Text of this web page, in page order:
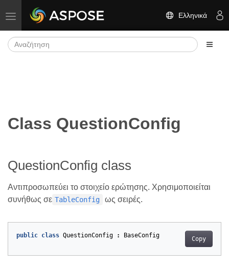
Εναλλαγή πλοήγησης Ελληνικά
Class QuestionConfig
QuestionConfig class
Αντιπροσωπεύει το στοιχείο ερώτησης. Χρησιμοποιείται
συνήθως σε TableConfig ως σειρές.
Copy
public class QuestionConfig : BaseConfig